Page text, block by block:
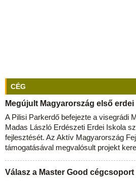
CÉG
Megújult Magyarország első
A Pilisi Parkerdő befejezte a visegrádi
Madas László Erdészeti Erdei Iskola
fejlesztését. Az Aktív Magyarország
támogatásával megvalósult projekt
Válasz a Master Good